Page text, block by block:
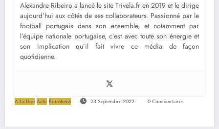
Alexandre Ribeiro a lancé le site Trivela.fr en 2019 et le dirige
aujourd’hui aux côtés de ses collaborateurs. Passionné par le
football portugais dans son ensemble, et notamment par
l’équipe nationale portugaise, c’est avec toute son énergie et
son implication qu’il fait vivre ce média de façon
quotidienne.
A La Une Actu Entretiens 23 Septembre 2022 0 Commentaires